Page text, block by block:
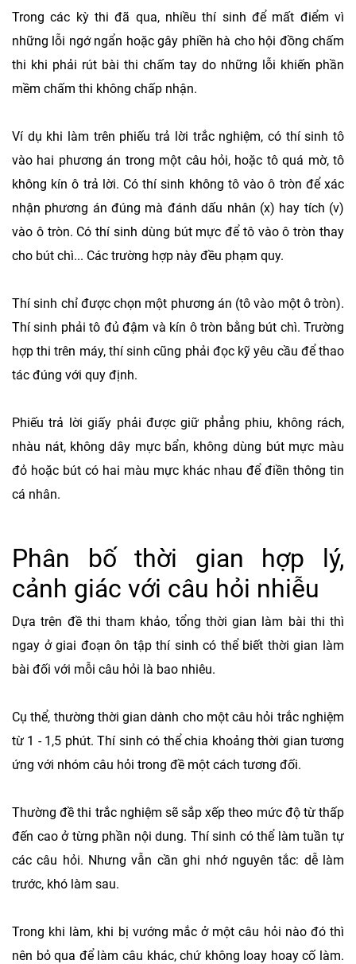
Trong các kỳ thi đã qua, nhiều thí sinh để mất điểm vì
những lỗi ngớ ngẩn hoặc gây phiền hà cho hội đồng chấm
thi khi phải rút bài thi chấm tay do những lỗi khiến phần
mềm chấm thi không chấp nhận.
Ví dụ khi làm trên phiếu trả lời trắc nghiệm, có thí sinh tô
vào hai phương án trong một câu hỏi, hoặc tô quá mờ, tô
không kín ô trả lời. Có thí sinh không tô vào ô tròn để xác
nhận phương án đúng mà đánh dấu nhân (x) hay tích (v)
vào ô tròn. Có thí sinh dùng bút mực để tô vào ô tròn thay
cho bút chì... Các trường hợp này đều phạm quy.
Thí sinh chỉ được chọn một phương án (tô vào một ô tròn).
Thí sinh phải tô đủ đậm và kín ô tròn bằng bút chì. Trường
hợp thi trên máy, thí sinh cũng phải đọc kỹ yêu cầu để thao
tác đúng với quy định.
Phiếu trả lời giấy phải được giữ phẳng phiu, không rách,
nhàu nát, không dây mực bẩn, không dùng bút mực màu
đỏ hoặc bút có hai màu mực khác nhau để điền thông tin
cá nhân.
Phân bố thời gian hợp lý,
cảnh giác với câu hỏi nhiễu
Dựa trên đề thi tham khảo, tổng thời gian làm bài thi thì
ngay ở giai đoạn ôn tập thí sinh có thể biết thời gian làm
bài đối với mỗi câu hỏi là bao nhiêu.
Cụ thể, thường thời gian dành cho một câu hỏi trắc nghiệm
từ 1 - 1,5 phút. Thí sinh có thể chia khoảng thời gian tương
ứng với nhóm câu hỏi trong đề một cách tương đối.
Thường đề thi trắc nghiệm sẽ sắp xếp theo mức độ từ thấp
đến cao ở từng phần nội dung. Thí sinh có thể làm tuần tự
các câu hỏi. Nhưng vẫn cần ghi nhớ nguyên tắc: dễ làm
trước, khó làm sau.
Trong khi làm, khi bị vướng mắc ở một câu hỏi nào đó thì
nên bỏ qua để làm câu khác, chứ không loay hoay cố làm.